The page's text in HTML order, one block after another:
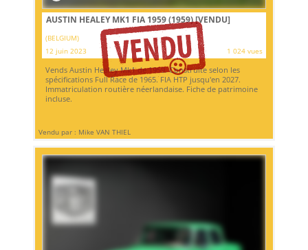
AUSTIN HEALEY MK1 FIA 1959 (1959)[VENDU]
(BELGIUM)
12 juin 2023
1 024 vues
Vends Austin Healey Mk1 de 1959. Construite selon les
spécifications Full Race de 1965. FIA HTP jusqu'en 2027.
Immatriculation routière néerlandaise. Fiche de patrimoine
incluse.
Vendu par : Mike VAN THIEL